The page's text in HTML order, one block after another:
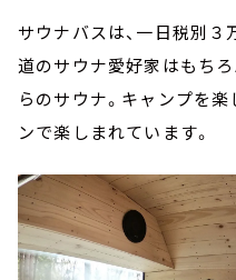
サウナバスは、一日税別
道のサウナ愛好家はもち
らのサウナ。キャンプを楽
ンで楽しまれています。